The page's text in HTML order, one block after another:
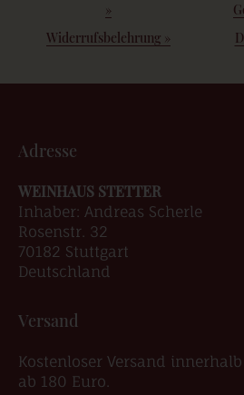
»
Widerrufsbelehrung »
Adresse
WEINHAUS STETTER
Inhaber: Andreas Scherle
Rosenstr. 32
70182 Stuttgart
Deutschland
Versand
Kostenloser Versand
ab 180 Euro.